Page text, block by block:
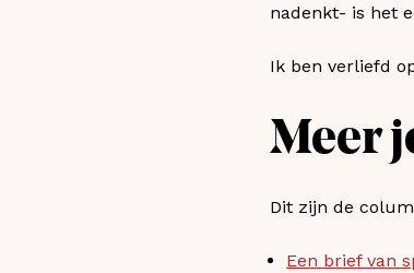
nadenkt- is het
Ik ben verliefd
Meer
Dit zijn de
Een brief van